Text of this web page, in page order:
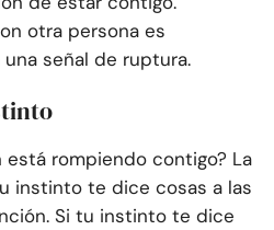
otra persona es
señal de ruptura.
está rompiendo contigo? La
instinto te dice cosas a las
Si tu instinto te dice